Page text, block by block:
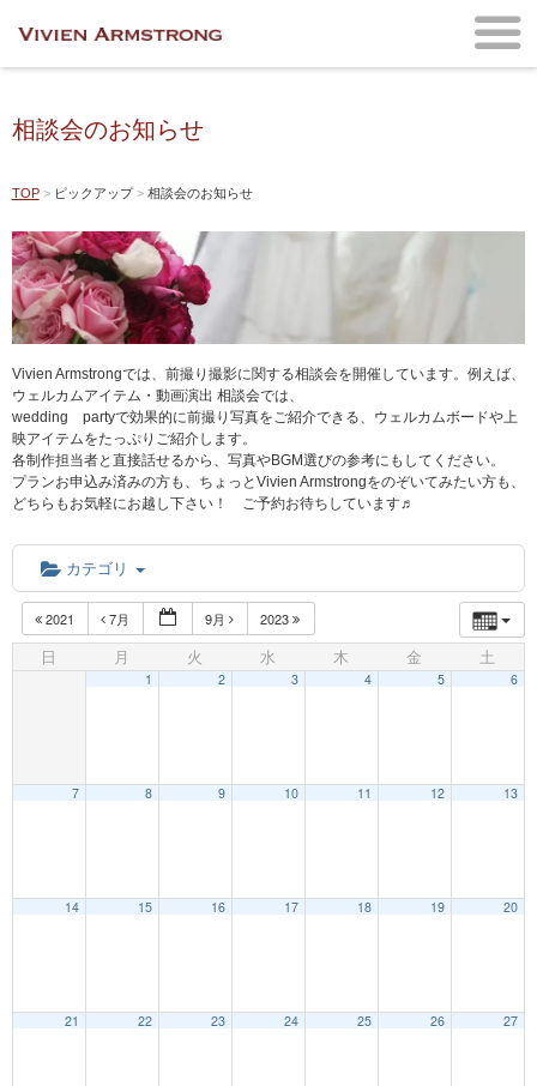
相談会のお知らせ
TOP ピックアップ 相談会のお知らせ
Vivien Armstrongでは、前撮り撮影に関する相談会を開催しています。例えば、
ウェルカムアイテム・動画演出 相談会では、
wedding partyで効果的に前撮り写真をご紹介できる、ウェルカムボードや上
映アイテムをたっぷりご紹介します。
各制作担当者と直接話せるから、写真やBGM選びの参考にもしてください。
プランお申込み済みの方も、ちょっとVivien Armstrongをのぞいてみたい方も、
どちらもお気軽にお越し下さい！ ご予約お待ちしています♬
カテゴリ
2021 7月 9月 2023
日 月 火 水 木 金 土
1 2 3 4 5 6
7 8 9 10 11 12 13
14 15 16 17 18 19 20
21 22 23 24 25 26 27